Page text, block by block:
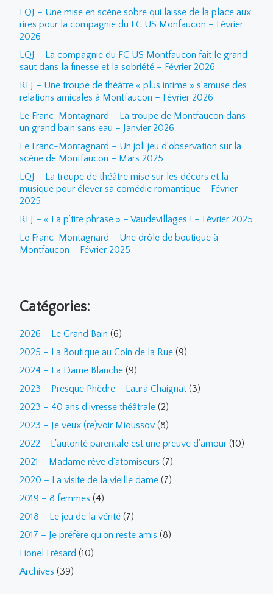
LQJ – Une mise en scène sobre qui laisse de la place aux
rires pour la compagnie du FC US Monfaucon – Février
2026
LQJ – La compagnie du FC US Montfaucon fait le grand
saut dans la finesse et la sobriété – Février 2026
RFJ – Une troupe de théâtre « plus intime » s’amuse des
relations amicales à Montfaucon – Février 2026
Le Franc-Montagnard – La troupe de Montfaucon dans
un grand bain sans eau – Janvier 2026
Le Franc-Montagnard – Un joli jeu d’observation sur la
scène de Montfaucon – Mars 2025
LQJ – La troupe de théâtre mise sur les décors et la
musique pour élever sa comédie romantique – Février
2025
RFJ – « La p’tite phrase » – Vaudevillages ! – Février 2025
Le Franc-Montagnard – Une drôle de boutique à
Montfaucon – Février 2025
Catégories:
2026 – Le Grand Bain (6)
2025 – La Boutique au Coin de la Rue (9)
2024 – La Dame Blanche (9)
2023 – Presque Phèdre – Laura Chaignat (3)
2023 – 40 ans d'ivresse théâtrale (2)
2023 – Je veux (re)voir Mioussov (8)
2022 – L'autorité parentale est une preuve d'amour (10)
2021 – Madame rêve d'atomiseurs (7)
2020 – La visite de la vieille dame (7)
2019 – 8 femmes (4)
2018 – Le jeu de la vérité (7)
2017 – Je préfère qu'on reste amis (8)
Lionel Frésard (10)
Archives (39)